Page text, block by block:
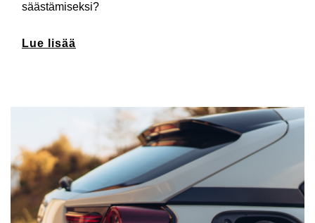
säästämiseksi?
Lue lisää